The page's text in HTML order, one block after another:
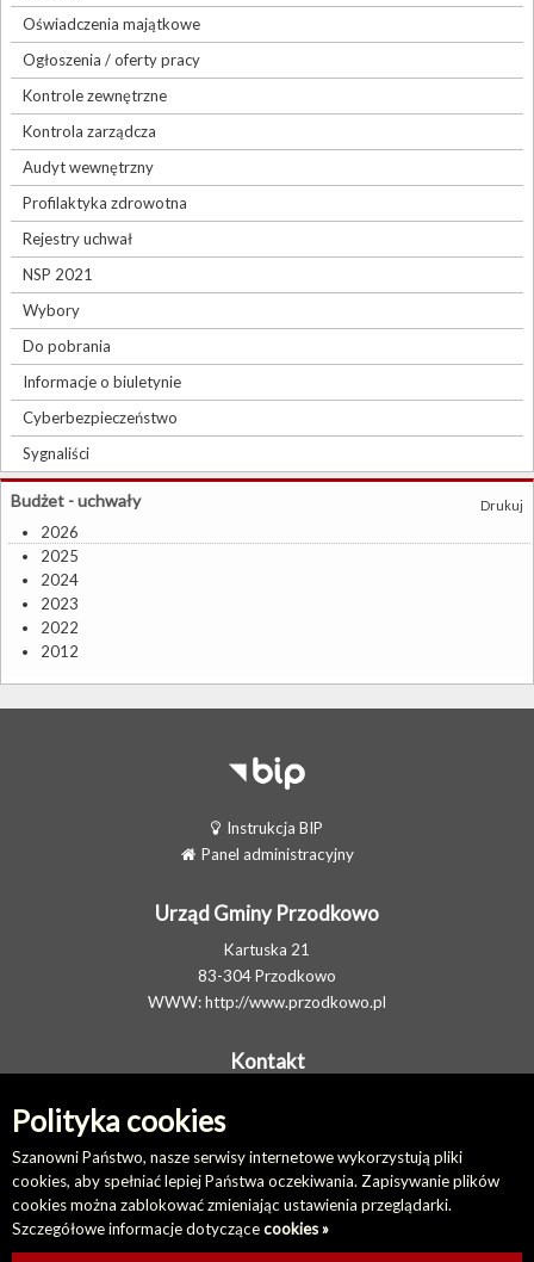
Polityka cookies
Szanowni Państwo, nasze serwisy internetowe wykorzystują pliki
cookies, aby spełniać lepiej Państwa oczekiwania. Zapisywanie plików
cookies można zablokować zmieniając ustawienia przeglądarki.
Szczegółowe informacje dotyczącecookies »
Oświadczenia majątkowe
Ogłoszenia / oferty pracy
Kontrole zewnętrzne
Kontrola zarządcza
Audyt wewnętrzny
Profilaktyka zdrowotna
Rejestry uchwał
NSP 2021
Wybory
Do pobrania
Informacje o biuletynie
Cyberbezpieczeństwo
Sygnaliści
Drukuj
Budżet - uchwały
2026
2025
2024
2023
2022
2012
Instrukcja BIP
Panel administracyjny
Urząd Gminy Przodkowo
Kartuska 21
83-304 Przodkowo
WWW:http://www.przodkowo.pl
Kontakt
E-MAIL:
Elektroniczna Skrzynka Podawcza
Na skróty